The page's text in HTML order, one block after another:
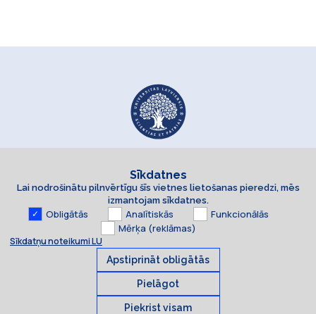
Sīkdatnes
Lai nodrošinātu pilnvērtīgu šīs vietnes lietošanas pieredzi, mēs
izmantojam sīkdatnes.
Obligātās Analītiskās
Funkcionālās
Mērķa (reklāmas)
Sīkdatņu noteikumi LU
Apstiprināt obligātās
Pielāgot
Piekrist visam